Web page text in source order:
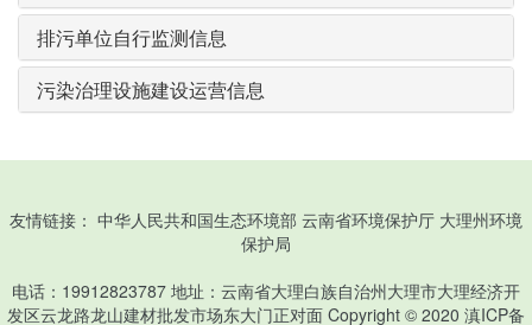
排污单位自行监测信息
污染治理设施建设运营信息
友情链接： 中华人民共和国生态环境部 云南省环境保护厅 大理州环境
保护局
电话：19912823787 地址：云南省大理白族自治州大理市大理经济开
发区云龙路龙山建材批发市场东大门正对面 Copyright © 2020 滇ICP备